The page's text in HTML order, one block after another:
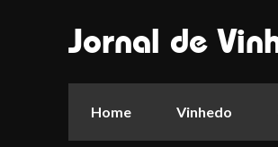
Jornal de
Home Vinhedo